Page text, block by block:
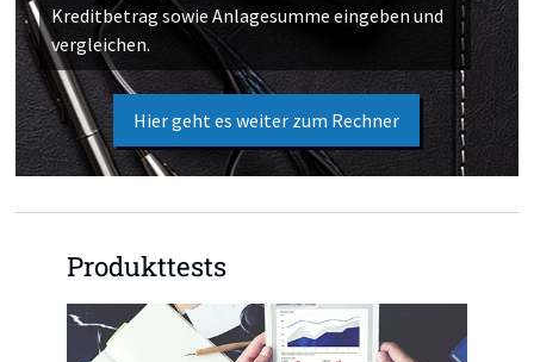
Kreditbetrag sowie Anlagesumme eingeben und
vergleichen.
Hier geht es weiter zum Rechner
Produkttests